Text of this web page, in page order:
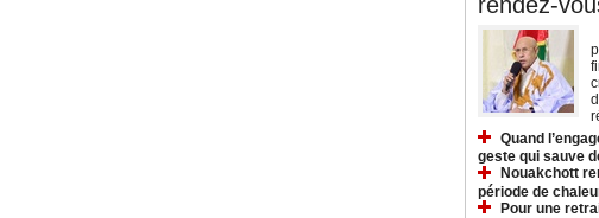
Quand
geste qui sauve
Nouakchott
période de
Pour une